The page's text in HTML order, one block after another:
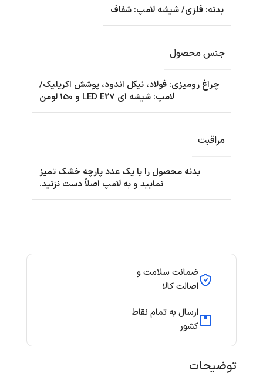
ضمانت سلامت و
اصالت کالا
ارسال به تمام نقاط
کشور
توضیحات
بدنه: فلزی/ شیشه لامپ: شفاف
جنس محصول
چراغ رومیزی: فولاد، نیکل اندود، پوشش اکریلیک/
لامپ: شیشه ای LED E27 و 150 لومن
مراقبت
بدنه محصول را با یک عدد پارچه خشک تمیز
نمایید و به لامپ اصلاً دست نزنید.